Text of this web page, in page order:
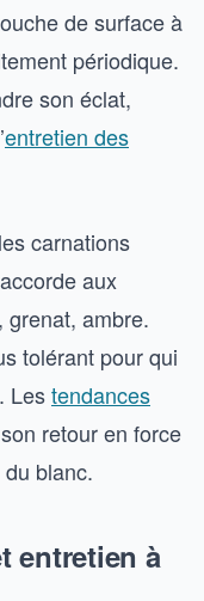
de surface à
périodique.
son éclat,
entretien des
carnations
aux
grenat, ambre.
tolérant pour qui
Lestendances
retour en force
blanc.
entretien à